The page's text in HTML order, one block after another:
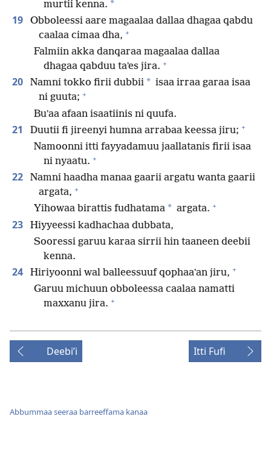
murtii kenna. *
19
Obboleessi aare magaalaa dallaa dhagaa qabdu
caalaa cimaa dha, +
Falmiin akka danqaraa magaalaa dallaa
dhagaa qabduu taʼes jira. +
20 Namni tokko firii dubbii * isaa irraa garaa isaa
ni guuta; +
Buʼaa afaan isaatiinis ni quufa.
21 Duutii fi jireenyi humna arrabaa keessa jiru; +
Namoonni itti fayyadamuu jaallatanis firii isaa
ni nyaatu. +
22
Namni haadha manaa gaarii argatu wanta gaarii
argata, +
Yihowaa birattis fudhatama * argata. +
23
Hiyyeessi kadhachaa dubbata,
Sooressi garuu karaa sirrii hin taaneen deebii
kenna.
24 Hiriyoonni wal balleessuuf qophaaʼan jiru, +
Garuu michuun obboleessa caalaa namatti
maxxanu jira. +
Deebiʼi Itti Fufi
Abbummaa seeraa barreeffama kanaa